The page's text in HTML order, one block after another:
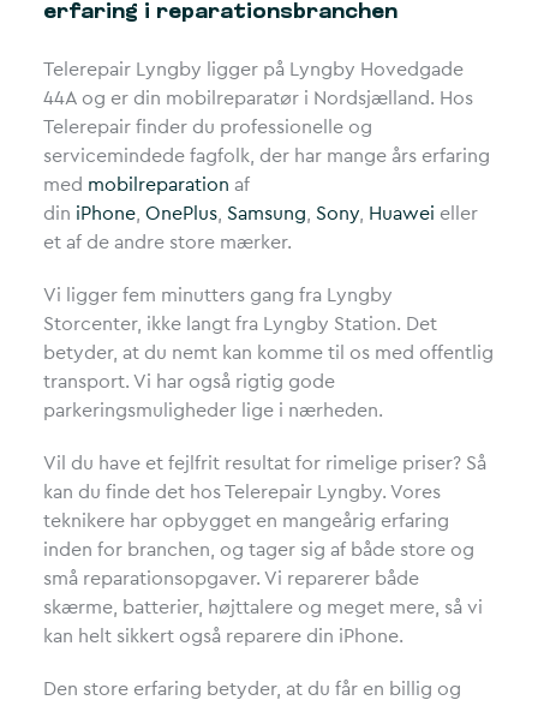
erfaring i reparationsbranchen
Telerepair Lyngby ligger på Lyngby Hovedgade
44A og er din mobilreparatør i Nordsjælland. Hos
Telerepair finder du professionelle og
servicemindede fagfolk, der har mange års erfaring
med mobilreparation af
din iPhone OnePlus Samsung Sony Huawei eller
et af de andre store mærker.
Vi ligger fem minutters gang fra Lyngby
Storcenter, ikke langt fra Lyngby Station. Det
betyder, at du nemt kan komme til os med offentlig
transport. Vi har også rigtig gode
parkeringsmuligheder lige i nærheden.
Vil du have et fejlfrit resultat for rimelige priser? Så
kan du finde det hos Telerepair Lyngby. Vores
teknikere har opbygget en mangeårig erfaring
inden for branchen, og tager sig af både store og
små reparationsopgaver. Vi reparerer både
skærme, batterier, højttalere og meget mere, så vi
kan helt sikkert også reparere din iPhone.
Den store erfaring betyder, at du får en billig og